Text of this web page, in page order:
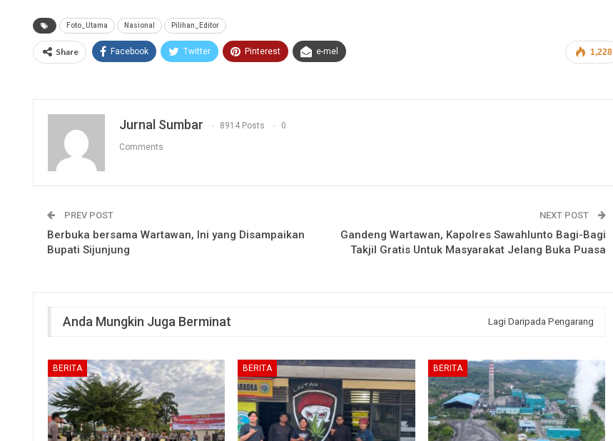
Foto_Utama Nasional Pilihan_Editor
1,228
Share Facebook Twitter Pinterest e-mel
Jurnal Sumbar 8914 Posts 0
Comments
PREV POST
Berbuka bersama Wartawan, Ini yang Disampaikan
Bupati Sijunjung
NEXT POST
Gandeng Wartawan, Kapolres Sawahlunto Bagi-Bagi
Takjil Gratis Untuk Masyarakat Jelang Buka Puasa
Anda Mungkin Juga Berminat Lagi Daripada Pengarang
BERITA BERITA BERITA